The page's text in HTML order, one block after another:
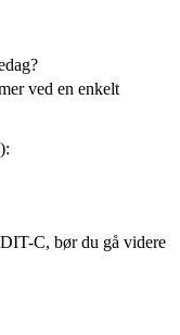
ved en enkelt
C, bør du gå videre